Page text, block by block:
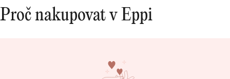
Proč nakupovat v Eppi